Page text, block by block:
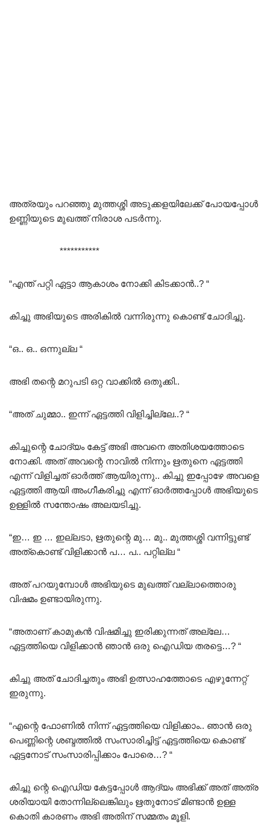
അത്രയും പറഞ്ഞു മുത്തശ്ശി അടുക്കളയിലേക്ക് പോയപ്പോൾ
ഉണ്ണിയുടെ മുഖത്ത് നിരാശ പടർന്നു.
***********
“എന്ത് പറ്റി ഏട്ടാ ആകാശം നോക്കി കിടക്കാൻ..? “
കിച്ചു അഭിയുടെ അരികിൽ വന്നിരുന്നു കൊണ്ട് ചോദിച്ചു.
“ഒ.. ഒ.. ഒന്നുല്ല “
അഭി തന്റെ മറുപടി ഒറ്റ വാക്കിൽ ഒതുക്കി..
“അത് ചുമ്മാ.. ഇന്ന് ഏട്ടത്തി വിളിച്ചില്ലേ..? “
കിച്ചുന്റെ ചോദ്യം കേട്ട് അഭി അവനെ അതിശയത്തോടെ
നോക്കി. അത് അവന്റെ നാവിൽ നിന്നും ഋതുനെ ഏട്ടത്തി
എന്ന് വിളിച്ചത് ഓർത്ത് ആയിരുന്നു.. കിച്ചു ഇപ്പോഴേ അവളെ
ഏട്ടത്തി ആയി അംഗീകരിച്ചു എന്ന് ഓർത്തപ്പോൾ അഭിയുടെ
ഉള്ളിൽ സന്തോഷം അലയടിച്ചു.
“ഇ… ഇ … ഇല്ലടാ, ഋതുന്റെ മു… മു.. മുത്തശ്ശി വന്നിട്ടുണ്ട്
അത്കൊണ്ട് വിളിക്കാൻ പ… പ.. പറ്റില്ല “
അത് പറയുമ്പോൾ അഭിയുടെ മുഖത്ത് വല്ലാത്തൊരു
വിഷമം ഉണ്ടായിരുന്നു.
“അതാണ് കാമുകൻ വിഷമിച്ചു ഇരിക്കുന്നത് അല്ലേ…
ഏട്ടത്തിയെ വിളിക്കാൻ ഞാൻ ഒരു ഐഡിയ തരട്ടെ…? “
കിച്ചു അത് ചോദിച്ചതും അഭി ഉത്സാഹത്തോടെ എഴുന്നേറ്റ്
ഇരുന്നു.
“എന്റെ ഫോണിൽ നിന്ന് ഏട്ടത്തിയെ വിളിക്കാം.. ഞാൻ ഒരു
പെണ്ണിന്റെ ശബ്ദത്തിൽ സംസാരിച്ചിട്ട് ഏട്ടത്തിയെ കൊണ്ട്
ഏട്ടനോട് സംസാരിപ്പിക്കാം പോരെ…? “
കിച്ചു ന്റെ ഐഡിയ കേട്ടപ്പോൾ ആദ്യം അഭിക്ക് അത് അത്ര
ശരിയായി തോന്നില്ലെങ്കിലും ഋതുനോട് മിണ്ടാൻ ഉള്ള
കൊതി കാരണം അഭി അതിന് സമ്മതം മൂളി.